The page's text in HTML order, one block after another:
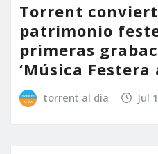
Torrent
patrimonio
primeras
‘Música Festera
torrent al dia Jul